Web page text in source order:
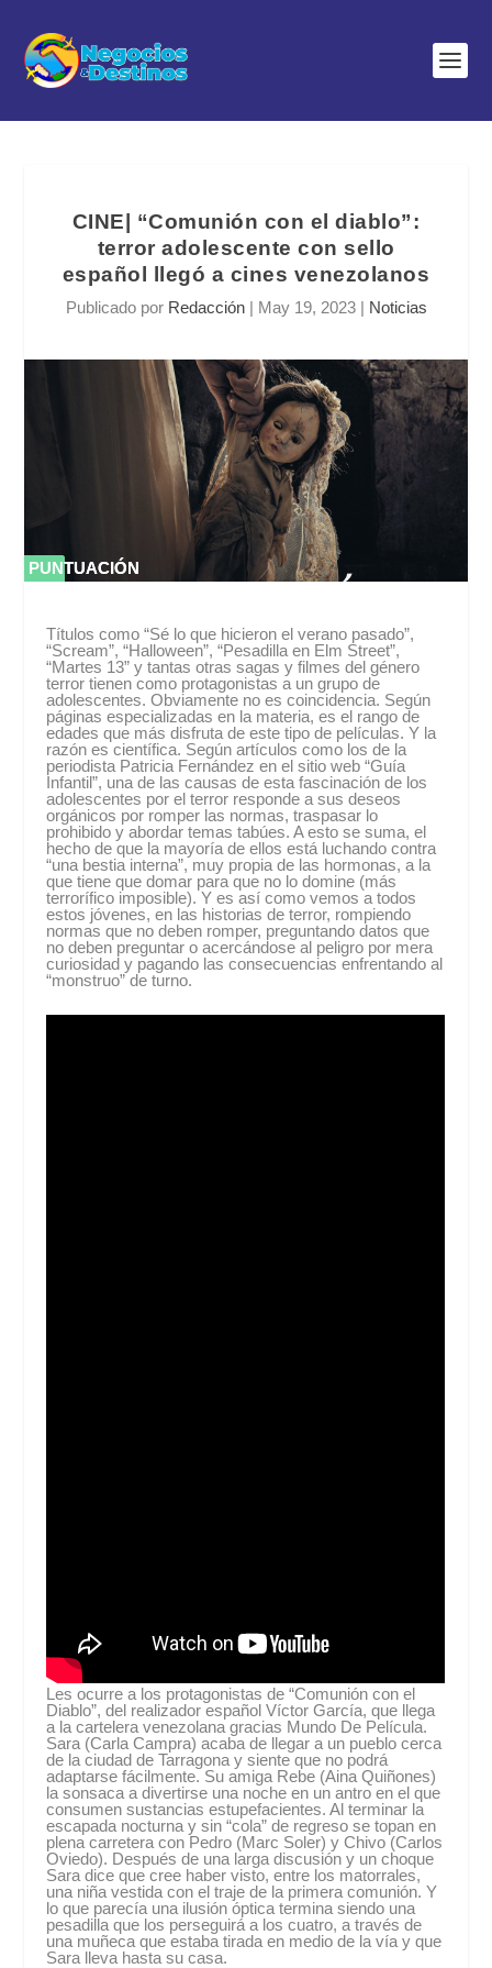
CINE| “Comunión con el diablo”:
terror adolescente con sello
español llegó a cines venezolanos
Publicado por Redacción| May 19, 2023| Noticias
PUNTUACIÓN
PUNTUACIÓN
Títulos como “Sé lo que hicieron el verano pasado”,
“Scream”, “Halloween”, “Pesadilla en Elm Street”,
“Martes 13” y tantas otras sagas y filmes del género
terror tienen como protagonistas a un grupo de
adolescentes. Obviamente no es coincidencia. Según
páginas especializadas en la materia, es el rango de
edades que más disfruta de este tipo de películas. Y la
razón es científica. Según artículos como los de la
periodista Patricia Fernández en el sitio web “Guía
Infantil”, una de las causas de esta fascinación de los
adolescentes por el terror responde a sus deseos
orgánicos por romper las normas, traspasar lo
prohibido y abordar temas tabúes. A esto se suma, el
hecho de que la mayoría de ellos está luchando contra
“una bestia interna”, muy propia de las hormonas, a la
que tiene que domar para que no lo domine (más
terrorífico imposible). Y es así como vemos a todos
estos jóvenes, en las historias de terror, rompiendo
normas que no deben romper, preguntando datos que
no deben preguntar o acercándose al peligro por mera
curiosidad y pagando las consecuencias enfrentando al
“monstruo” de turno.
Les ocurre a los protagonistas de “Comunión con el
Diablo”, del realizador español Víctor García, que llega
a la cartelera venezolana gracias Mundo De Película.
Sara (Carla Campra) acaba de llegar a un pueblo cerca
de la ciudad de Tarragona y siente que no podrá
adaptarse fácilmente. Su amiga Rebe (Aina Quiñones)
la sonsaca a divertirse una noche en un antro en el que
consumen sustancias estupefacientes. Al terminar la
escapada nocturna y sin “cola” de regreso se topan en
plena carretera con Pedro (Marc Soler) y Chivo (Carlos
Oviedo). Después de una larga discusión y un choque
Sara dice que cree haber visto, entre los matorrales,
una niña vestida con el traje de la primera comunión. Y
lo que parecía una ilusión óptica termina siendo una
pesadilla que los perseguirá a los cuatro, a través de
una muñeca que estaba tirada en medio de la vía y que
Sara lleva hasta su casa.